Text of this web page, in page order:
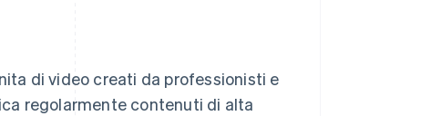
di video creati da professionisti e
regolarmente contenuti di alta